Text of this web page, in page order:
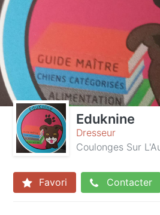
Eduknine
Dresseur
Coulonges Sur
Favori Contacter